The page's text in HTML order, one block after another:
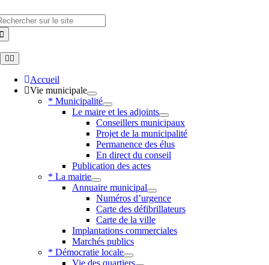
to
content
Toggle
Navigation
Accueil
Vie municipale
* Municipalité
Le maire et les adjoints
Conseillers municipaux
Projet de la municipalité
Permanence des élus
En direct du conseil
Publication des actes
* La mairie
Annuaire municipal
Numéros d’urgence
Carte des défibrillateurs
Carte de la ville
Implantations commerciales
Marchés publics
* Démocratie locale
Vie des quartiers